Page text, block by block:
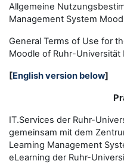
Allgemeine
Management System
General Terms of Use for
Moodle of Ruhr-Universität
[English version below]
IT.Services der Ruhr-
gemeinsam mit dem
Learning Management
eLearning der Ruhr-